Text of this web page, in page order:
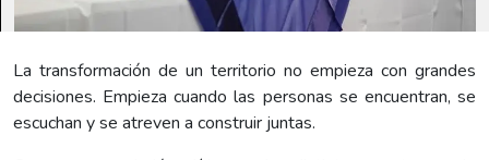
La transformación de un territorio no empieza con grandes
decisiones. Empieza cuando las personas se encuentran, se
escuchan y se atreven a construir juntas.